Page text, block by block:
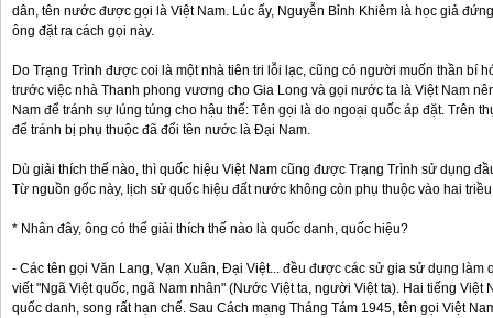
dân, tên nước được gọi là Việt Nam. Lúc ấy, Nguyễn Bỉnh Khiêm là học giả
ông đặt ra cách gọi này.
Do Trạng Trình được coi là một nhà tiên tri lỗi lạc, cũng có người muốn thần bí
trước việc nhà Thanh phong vương cho Gia Long và gọi nước ta là Việt Nam
Nam để tránh sự lúng túng cho hậu thế: Tên gọi là do ngoại quốc áp đặt. Trên
để tránh bị phụ thuộc đã đổi tên nước là Đại Nam.
Dù giải thích thế nào, thì quốc hiệu Việt Nam cũng được Trạng Trình sử dụng
Từ nguồn gốc này, lịch sử quốc hiệu đất nước không còn phụ thuộc vào hai
* Nhân đây, ông có thể giải thích thế nào là quốc danh, quốc hiệu?
- Các tên gọi Văn Lang, Vạn Xuân, Đại Việt... đều được các sử gia sử dụng làm
viết "Ngã Việt quốc, ngã Nam nhân" (Nước Việt ta, người Việt ta). Hai tiếng Việt
quốc danh, song rất hạn chế. Sau Cách mạng Tháng Tám 1945, tên gọi Việt